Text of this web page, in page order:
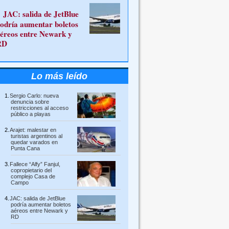
JAC: salida de JetBlue
aumentar boletos
entre Newark y
Lo más leído
Sergio Carlo: nueva
denuncia sobre
restricciones al acceso
público a playas
Arajet: malestar en
turistas argentinos al
quedar varados en
Punta Cana
Fallece “Alfy” Fanjul,
copropietario del
complejo Casa de
Campo
JAC: salida de JetBlue
podría aumentar boletos
aéreos entre Newark y
RD